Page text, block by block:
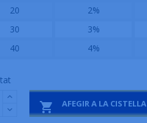
20
2%
30
3%
40
4%
 AFEGIR A LA CISTELLA